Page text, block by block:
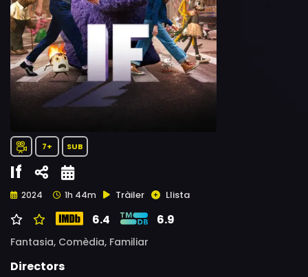
7+ SUB
If
2024 1h 44m Tràiler Llista
6.4 6.9
Fantasia, Comèdia, Familiar
Directors